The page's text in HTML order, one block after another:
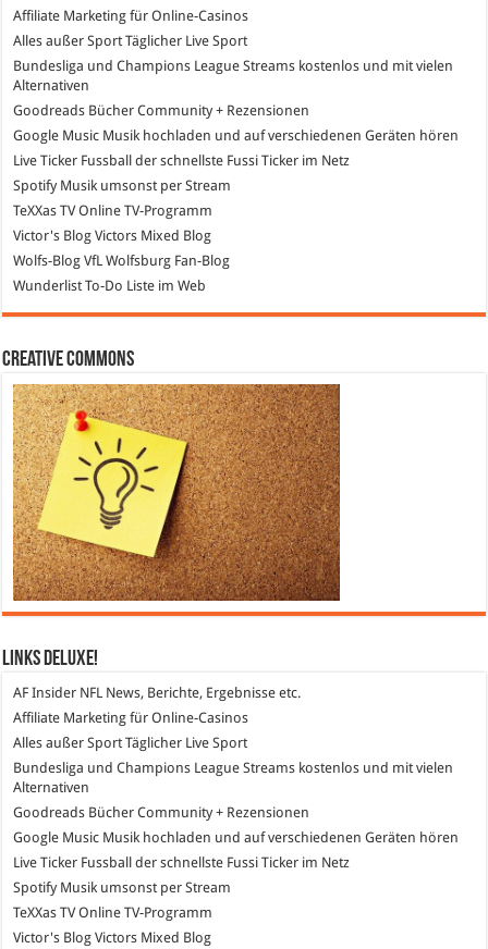
Affiliate Marketing für Online-Casinos
Alles außer Sport Täglicher Live Sport
Bundesliga und Champions League Streams kostenlos und mit vielen
Alternativen
Goodreads Bücher Community + Rezensionen
Google Music Musik hochladen und auf verschiedenen Geräten hören
Live Ticker Fussball der schnellste Fussi Ticker im Netz
SpotifyMusik umsonst per Stream
TeXXas TVOnline TV-Programm
Victor's Blog Victors Mixed Blog
Wolfs-Blog VfL Wolfsburg Fan-Blog
Wunderlist To-Do Liste im Web
Creative Commons
Links DeLuXe!
AF Insider NFL News, Berichte, Ergebnisse etc.
Affiliate Marketing für Online-Casinos
Alles außer SportTäglicher Live Sport
Bundesliga und Champions League Streams kostenlos und mit vielen
Alternativen
Goodreads Bücher Community + Rezensionen
Google Music Musik hochladen und auf verschiedenen Geräten hören
Live Ticker Fussball
der schnellste Fussi Ticker im Netz
SpotifyMusik umsonst per Stream
TeXXas TVOnline TV-Programm
Victor's Blog Victors Mixed Blog